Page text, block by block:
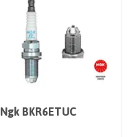
Ngk BKR6ETUC